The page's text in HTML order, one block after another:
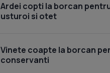
Ardei copti la borcan
usturoi si otet
Vinete coapte la borcan
conservanti